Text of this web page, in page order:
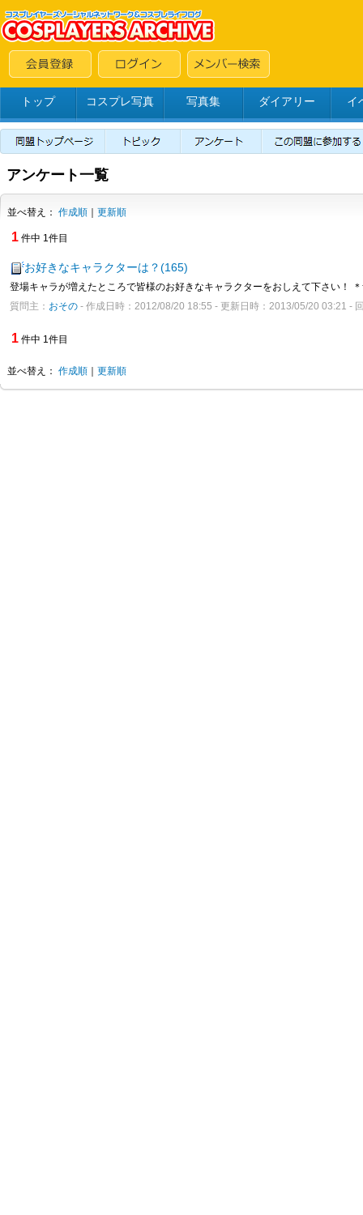
トップ コスプレ写真 写真集 ダイアリー イ
アンケート一覧
並べ替え： 作成順 更新順
1 件中 1件目
お好きなキャラクターは？(165)
登場キャラが増えたところで皆様のお好きなキャラクターをおしえて下さい！
質問主： おその - 作成日時：2012/08/20 18:55 - 更新日時：2013/05/20 03:21 -
1 件中 1件目
並べ替え： 作成順 更新順